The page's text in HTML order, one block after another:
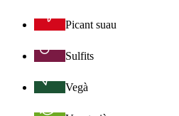
Picant suau
Sulfits
Vegà